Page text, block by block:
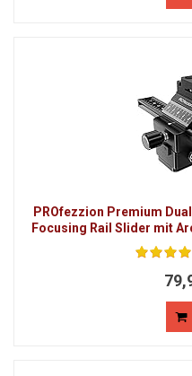
PROfezzion Premium
Focusing Rail Slider mit